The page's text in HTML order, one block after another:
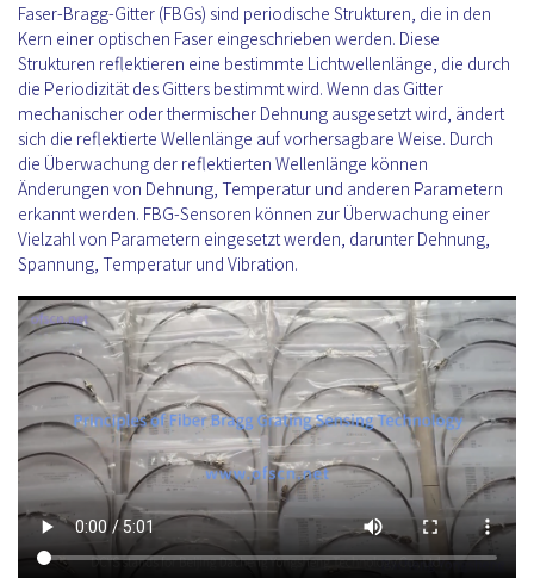
Faser-Bragg-Gitter (FBGs) sind periodische Strukturen, die in den
Kern einer optischen Faser eingeschrieben werden. Diese
Strukturen reflektieren eine bestimmte Lichtwellenlänge, die durch
die Periodizität des Gitters bestimmt wird. Wenn das Gitter
mechanischer oder thermischer Dehnung ausgesetzt wird, ändert
sich die reflektierte Wellenlänge auf vorhersagbare Weise. Durch
die Überwachung der reflektierten Wellenlänge können
Änderungen von Dehnung, Temperatur und anderen Parametern
erkannt werden. FBG-Sensoren können zur Überwachung einer
Vielzahl von Parametern eingesetzt werden, darunter Dehnung,
Spannung, Temperatur und Vibration.